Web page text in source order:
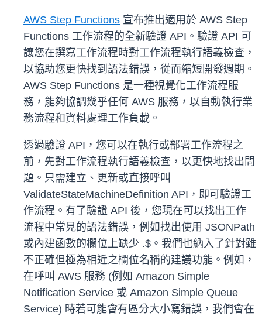
AWS Step Functions 宣布推出適用於 AWS Step
Functions 工作流程的全新驗證 API。驗證 API 可
讓您在撰寫工作流程時對工作流程執行語義檢查，
以協助您更快找到語法錯誤，從而縮短開發週期。
AWS Step Functions 是一種視覺化工作流程服
務，能夠協調幾乎任何 AWS 服務，以自動執行業
務流程和資料處理工作負載。
透過驗證 API，您可以在執行或部署工作流程之
前，先對工作流程執行語義檢查，以更快地找出問
題。只需建立、更新或直接呼叫
ValidateStateMachineDefinition API，即可驗證工
作流程。有了驗證 API 後，您現在可以找出工作
流程中常見的語法錯誤，例如找出使用 JSONPath
或內建函數的欄位上缺少 .$。我們也納入了針對雖
不正確但極為相近之欄位名稱的建議功能。例如，
在呼叫 AWS 服務 (例如 Amazon Simple
Notification Service 或 Amazon Simple Queue
Service) 時若可能會有區分大小寫錯誤，我們會在